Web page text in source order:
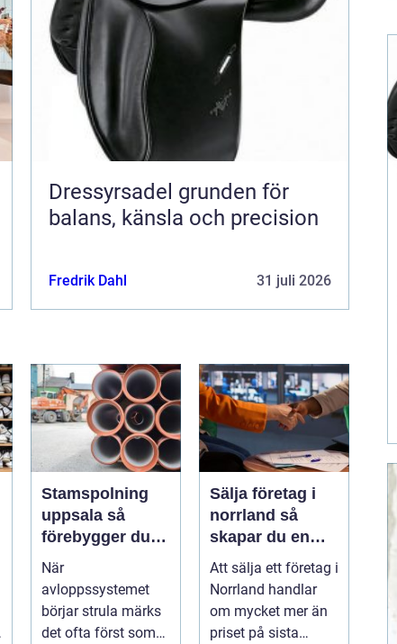
Dressyrsadel grunden för
balans, känsla och precision
Fredrik Dahl 31 juli 2026
Stamspolning
uppsala så
förebygger du
stopp och
vattenskador i
fastigheten
När
avloppssystemet
börjar strula märks
det ofta först som
Sälja företag i
norrland så
skapar du en
trygg och
lönsam affär
Att sälja ett företag i
Norrland handlar
om mycket mer än
priset på sista